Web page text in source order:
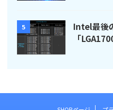
5
Intel最後
「